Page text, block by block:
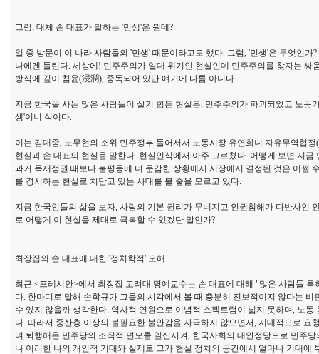
그럼, 대체 손 대표가 말하는 '민생'은 뭔데?
일 중 방문이 이 나라 사람들의 '민생' 때문이라고도 했다. 그럼, '민생'은 무엇인
나에겐 들린다. 세상에! 민주주의가 일대 위기인 현실인데 민주주의를 찾자는
방식에 깊이 침윤(浸潤), 중독되어 있단 얘기에 다름 아니다.
지금 한국을 사는 많은 사람들이 살기 힘든 현실은, 민주주의가 파괴되었고 노
생'이니 식이다.
이는 김대중, 노무현의 소위 민주정부 들어서서 노동시장 유연화니 자유무역협
현실과 손 대표의 현실을 말한다. 현실인식에서 아주 그르쳤다. 어떻게 보면 지
과거 독재정권 때보다 불평등에 더 둔감한 상황에서 시장에서 결정된 것은 어쩔
를 경시하는 현실로 치닫고 있는 사태를 볼 줄을 모르고 있다.
지금 한국인들의 삶을 보자, 사람의 기본 권리가 무너지고 인권침해가 다반사인
로 어떻게 이 현실을 제대로 극복할 수 있겠단 말인가?
최장집의 손 대표에 대한 '정치학적' 오해
최근 <프레시안>에서 최장집 고려대 명예교수는 손 대표에 대해 "많은 사람들
다. 한마디로 말해 손학규가 그들의 시각에서 볼 때 충분히 진보적이지 않다는
수 있지 않을까 생각한다. 역사적 연원으로 이념적 스펙트럼이 넓지 못하며, 노
다. 따라서 중산층 이상의 불필요한 불안감을 자극하지 않으면서, 시대적으로
며 퇴행해온 민주당의 조직적 면모를 일신시켜, 한국사회의 대안정당으로 민주
나 이러한 나의 개인적 기대와 실제로 그가 현실 정치의 공간에서 얼마나 기대